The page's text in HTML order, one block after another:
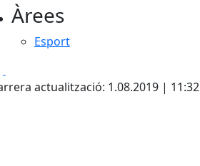
Àrees
Esport
actualització: 1.08.2019 | 11:32